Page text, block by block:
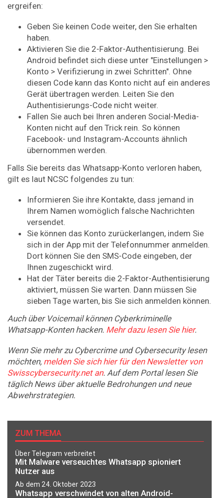
ergreifen:
Geben Sie keinen Code weiter, den Sie erhalten
haben.
Aktivieren Sie die 2-Faktor-Authentisierung. Bei
Android befindet sich diese unter "Einstellungen >
Konto > Verifizierung in zwei Schritten". Ohne
diesen Code kann das Konto nicht auf ein anderes
Gerät übertragen werden. Leiten Sie den
Authentisierungs-Code nicht weiter.
Fallen Sie auch bei Ihren anderen Social-Media-
Konten nicht auf den Trick rein. So können
Facebook- und Instagram-Accounts ähnlich
übernommen werden.
Falls Sie bereits das Whatsapp-Konto verloren haben,
gilt es laut NCSC folgendes zu tun:
Informieren Sie ihre Kontakte, dass jemand in
Ihrem Namen womöglich falsche Nachrichten
versendet.
Sie können das Konto zurückerlangen, indem Sie
sich in der App mit der Telefonnummer anmelden.
Dort können Sie den SMS-Code eingeben, der
Ihnen zugeschickt wird.
Hat der Täter bereits die 2-Faktor-Authentisierung
aktiviert, müssen Sie warten. Dann müssen Sie
sieben Tage warten, bis Sie sich anmelden können.
Auch über Voicemail können Cyberkriminelle
Whatsapp-Konten hacken. Mehr dazu lesen Sie hier.
Wenn Sie mehr zu Cybercrime und Cybersecurity lesen
möchten, melden Sie sich hier für den Newsletter von
Swisscybersecurity.net an. Auf dem Portal lesen Sie
täglich News über aktuelle Bedrohungen und neue
Abwehrstrategien.
ZUM THEMA
Über Telegram verbreitet
Mit Malware verseuchtes Whatsapp spioniert
Nutzer aus
Ab dem 24. Oktober 2023
Whatsapp verschwindet von alten Android-